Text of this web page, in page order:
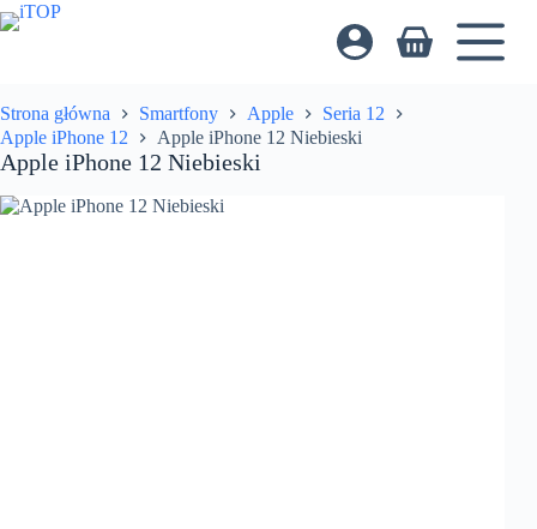
Przejdź
do
Koszyk
Strona główna Smartfony Apple
Seria 12
Apple iPhone 12
Apple iPhone 12 Niebieski
Apple iPhone 12 Niebieski